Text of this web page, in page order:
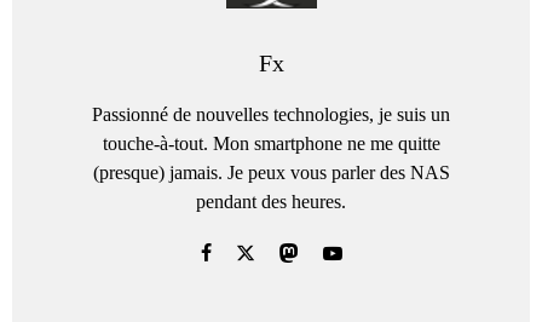
Fx
Passionné de nouvelles technologies, je suis un
touche-à-tout. Mon smartphone ne me quitte
(presque) jamais. Je peux vous parler des NAS
pendant des heures.